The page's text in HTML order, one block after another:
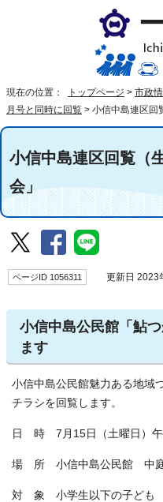
現在の位置： トップページ > 市政
月号と同時に回覧 > 小信中島連区回
小信中島連区回覧（
会」
ページID 1056311 更新日 2023
小信中島公民館「鮎
ます
小信中島公民館魅力ある地域
チラシを回覧します。
日 時 7月15日（土曜日）午
場 所 小信中島公民館 中
対 象 小学生以下の子ども